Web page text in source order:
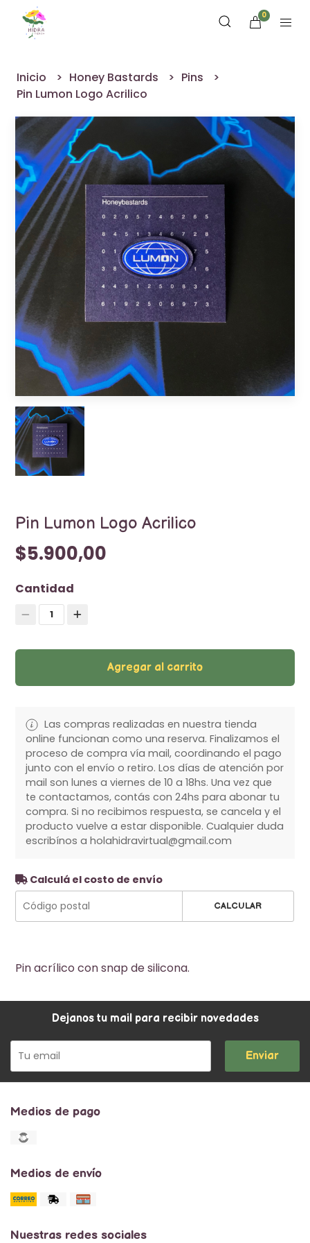
0
Inicio Honey Bastards
Pins
Pin Lumon Logo Acrilico
Pin Lumon Logo Acrilico
$5.900,00
Cantidad
1
Agregar al carrito
Las compras realizadas en nuestra tienda
online funcionan como una reserva. Finalizamos el
proceso de compra vía mail, coordinando el pago
junto con el envío o retiro. Los días de atención por
mail son lunes a viernes de 10 a 18hs. Una vez que
te contactamos, contás con 24hs para abonar tu
compra. Si no recibimos respuesta, se cancela y el
producto vuelve a estar disponible. Cualquier duda
escribínos a holahidravirtual@gmail.com
Calculá el costo de envío
CALCULAR
Pin acrílico con snap de silicona.
Dejanos tu mail para recibir novedades
Enviar
Medios de pago
Medios de envío
Nuestras redes sociales